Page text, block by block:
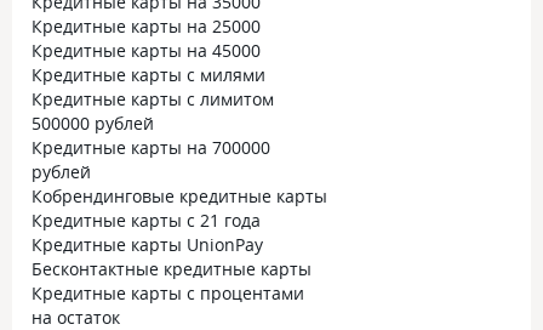
Кредитные карты на 25000
Кредитные карты на 45000
Кредитные карты с милями
Кредитные карты с лимитом
500000 рублей
Кредитные карты на 700000
рублей
Кобрендинговые кредитные карты
Кредитные карты с 21 года
Кредитные карты UnionPay
Бесконтактные кредитные карты
Кредитные карты с процентами
на остаток